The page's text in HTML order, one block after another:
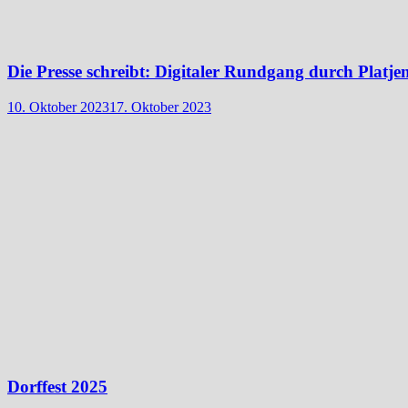
Die Presse schreibt: Digitaler Rundgang durch
10. Oktober 202317. Oktober 2023
Dorffest 2025